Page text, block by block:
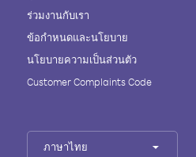
ร่วมงานกับเรา
ข้อกำหนดและนโยบาย
นโยบายความเป็นส่วนตัว
Customer Complaints Code
ภาษาไทย